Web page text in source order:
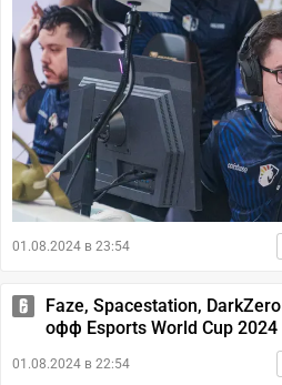
01.08.2024 в 23:54
Faze, Spacestation,
офф Esports World Cup 2024
01.08.2024 в 22:54